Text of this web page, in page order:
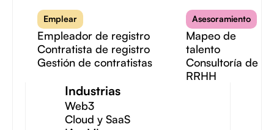
Emplear
Empleador de registro
Contratista de registro
Gestión de contratistas
Asesoramiento
Mapeo de
talento
Consultoría de
RRHH
Industrias
Web3
Cloud y SaaS